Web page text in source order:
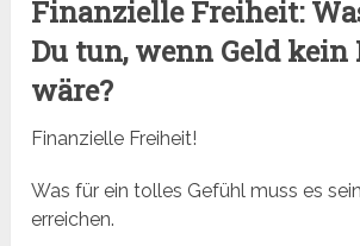
Finanzielle Freiheit:
Du tun, wenn Geld kein
wäre?
Finanzielle Freiheit!
Was für ein tolles Gefühl muss es
erreichen.